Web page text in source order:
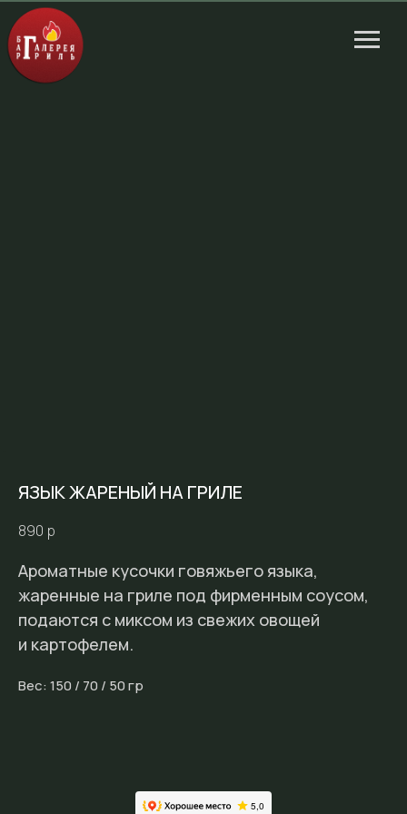
ЯЗЫК ЖАРЕНЫЙ НА ГРИЛЕ
890 р
Ароматные кусочки говяжьего языка,
жаренные на гриле под фирменным соусом,
подаются с миксом из свежих овощей
и картофелем.
Вес: 150 / 70 / 50 гр